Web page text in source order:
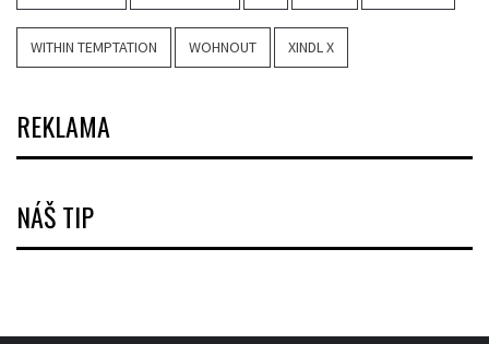
WITHIN TEMPTATION WOHNOUT XINDL X
REKLAMA
NÁŠ TIP